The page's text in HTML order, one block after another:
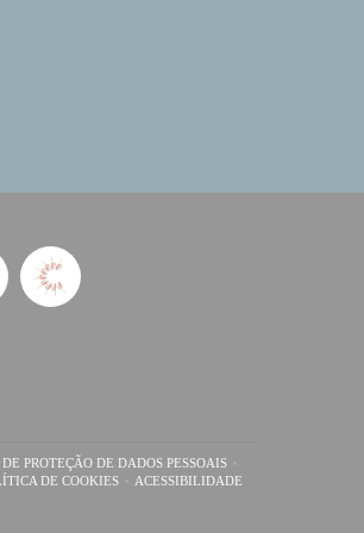
PROTEÇÃO DE DADOS PESSOAIS
((ABRE NUMA NOVA JANELA))
DE COOKIES
((ABRE NUMA NOVA JANELA))
ACESSIBILIDADE((ABRE NUMA NOVA